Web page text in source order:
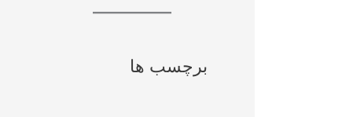
برچسب ها